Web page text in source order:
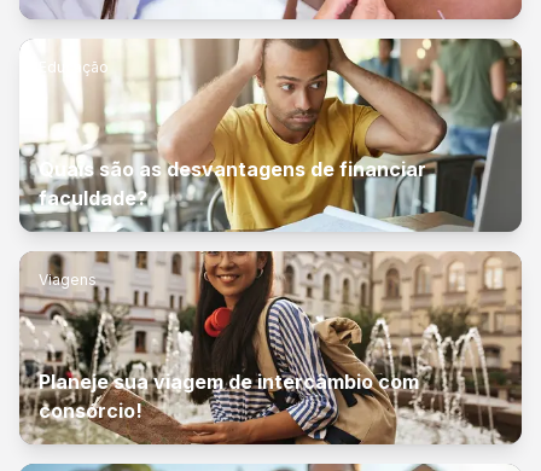
Educação
Quais são as desvantagens de financiar
faculdade?
Viagens
Planeje sua viagem de intercâmbio com
consórcio!